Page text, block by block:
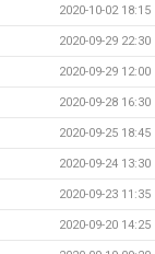
2020-10-02 18:15
2020-09-29 22:30
2020-09-29 12:00
2020-09-28 16:30
2020-09-25 18:45
2020-09-24 13:30
2020-09-23 11:35
2020-09-20 14:25